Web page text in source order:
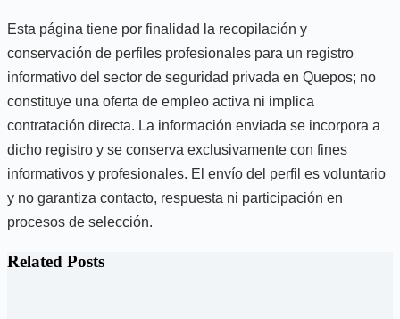
Esta página tiene por finalidad la recopilación y
conservación de perfiles profesionales para un registro
informativo del sector de seguridad privada en Quepos; no
constituye una oferta de empleo activa ni implica
contratación directa. La información enviada se incorpora a
dicho registro y se conserva exclusivamente con fines
informativos y profesionales. El envío del perfil es voluntario
y no garantiza contacto, respuesta ni participación en
procesos de selección.
Related Posts